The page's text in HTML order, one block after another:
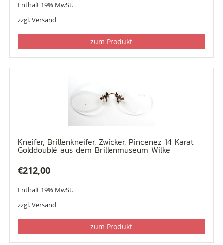
Enthält 19% MwSt.
zzgl.Versand
zum Produkt
Kneifer, Brillenkneifer, Zwicker, Pincenez 14 Karat
Golddoublé aus dem Brillenmuseum Wilke
€212,00
Enthält 19% MwSt.
zzgl.Versand
zum Produkt